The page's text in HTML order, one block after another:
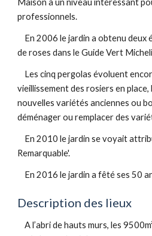
Maison à un niveau intéressant
professionnels.
de roses dans le Guide Vert
vieillissement des rosiers en
nouvelles variétés anciennes ou
déménager ou remplacer des
Remarquable'.
En 2016 le jardin a fêté ses 50
Description des lieux
    A l’abri de hauts murs, les 9500m² de jardin autrefois